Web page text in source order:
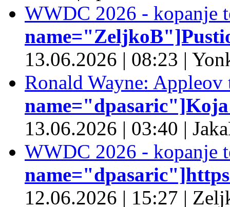
WWDC 2026 - kopanje
13.06.2026 | 08:23 |
Ronald Wayne:
13.06.2026 | 03:40 |
WWDC 2026 - kopanje
12.06.2026 | 15:27 |